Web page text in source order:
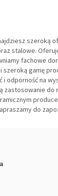
szeroką
stalowe.
fachowe
gamę
i odporność na
zastosowanie do
do